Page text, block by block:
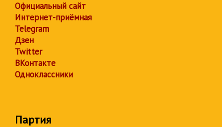
Официальный сайт
Интернет-приёмная
Telegram
Дзен
Twitter
ВКонтакте
Одноклассники
Партия